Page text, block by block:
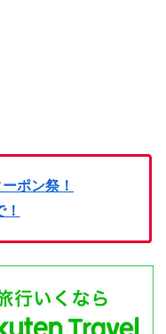
ポン祭！